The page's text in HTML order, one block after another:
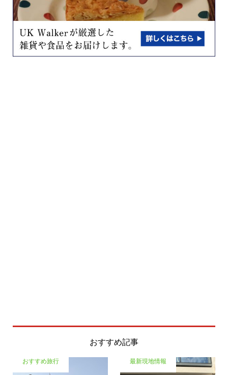
おすすめ記事
おすすめ旅行 最新現地情報